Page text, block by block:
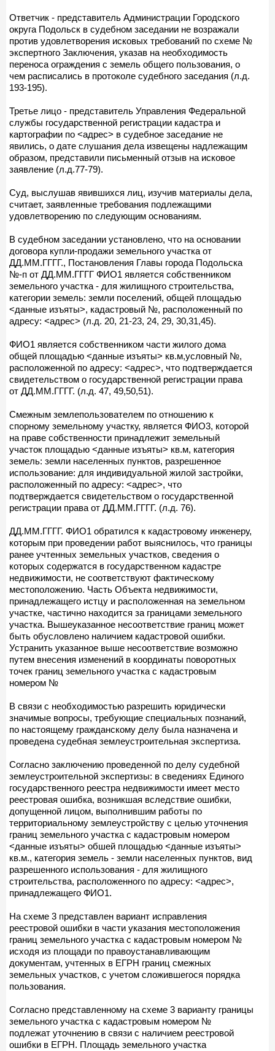
Ответчик - представитель Администрации Городского
округа Подольск в судебном заседании не возражали
против удовлетворения исковых требований по схеме №
экспертного Заключения, указав на необходимость
переноса ограждения с земель общего пользования, о
чем расписались в протоколе судебного заседания (л.д.
193-195).
Третье лицо - представитель Управления Федеральной
службы государственной регистрации кадастра и
картографии по <адрес> в судебное заседание не
явились, о дате слушания дела извещены надлежащим
образом, представили письменный отзыв на исковое
заявление (л.д.77-79).
Суд, выслушав явившихся лиц, изучив материалы дела,
считает, заявленные требования подлежащими
удовлетворению по следующим основаниям.
В судебном заседании установлено, что на основании
договора купли-продажи земельного участка от
ДД.ММ.ГГГГ., Постановления Главы города Подольска
№-п от ДД.ММ.ГГГГ ФИО1 является собственником
земельного участка - для жилищного строительства,
категории земель: земли поселений, общей площадью
<данные изъяты>, кадастровый №, расположенный по
адресу: <адрес> (л.д. 20, 21-23, 24, 29, 30,31,45).
ФИО1 является собственником части жилого дома
общей площадью <данные изъяты> кв.м,условный №,
расположенной по адресу: <адрес>, что подтверждается
свидетельством о государственной регистрации права
от ДД.ММ.ГГГГ. (л.д. 47, 49,50,51).
Смежным землепользователем по отношению к
спорному земельному участку, является ФИО3, которой
на праве собственности принадлежит земельный
участок площадью <данные изъяты> кв.м, категория
земель: земли населенных пунктов, разрешенное
использование: для индивидуальной жилой застройки,
расположенный по адресу: <адрес>, что
подтверждается свидетельством о государственной
регистрации права от ДД.ММ.ГГГГ. (л.д. 76).
ДД.ММ.ГГГГ. ФИО1 обратился к кадастровому инженеру,
которым при проведении работ выяснилось, что границы
ранее учтенных земельных участков, сведения о
которых содержатся в государственном кадастре
недвижимости, не соответствуют фактическому
местоположению. Часть Объекта недвижимости,
принадлежащего истцу и расположенная на земельном
участке, частично находится за границами земельного
участка. Вышеуказанное несоответствие границ может
быть обусловлено наличием кадастровой ошибки.
Устранить указанное выше несоответствие возможно
путем внесения изменений в координаты поворотных
точек границ земельного участка с кадастровым
номером №
В связи с необходимостью разрешить юридически
значимые вопросы, требующие специальных познаний,
по настоящему гражданскому делу была назначена и
проведена судебная землеустроительная экспертиза.
Согласно заключению проведенной по делу судебной
землеустроительной экспертизы: в сведениях Единого
государственного реестра недвижимости имеет место
реестровая ошибка, возникшая вследствие ошибки,
допущенной лицом, выполнившим работы по
территориальному землеустройству с целью уточнения
границ земельного участка с кадастровым номером
<данные изъяты> обшей площадью <данные изъяты>
кв.м., категория земель - земли населенных пунктов, вид
разрешенного использования - для жилищного
строительства, расположенного по адресу: <адрес>,
принадлежащего ФИО1.
На схеме 3 представлен вариант исправления
реестровой ошибки в части указания местоположения
границ земельного участка с кадастровым номером №
исходя из площади по правоустанавливающим
документам, учтенных в ЕГРН границ смежных
земельных участков, с учетом сложившегося порядка
пользования.
Согласно представленному на схеме 3 варианту границы
земельного участка с кадастровым номером №
подлежат уточнению в связи с наличием реестровой
ошибки в ЕГРН. Площадь земельного участка